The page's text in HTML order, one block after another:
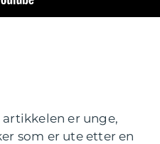
er unge,
som er ute etter en